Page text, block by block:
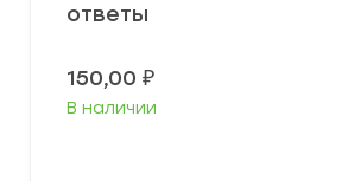
ответы
150,00 ₽
В наличии